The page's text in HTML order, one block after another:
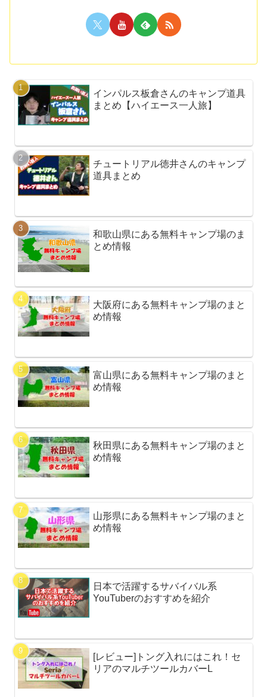
インパルス板倉さんのキャンプ道具
まとめ【ハイエース一人旅】
チュートリアル徳井さんのキャンプ
道具まとめ
和歌山県にある無料キャンプ場のま
とめ情報
大阪府にある無料キャンプ場のまと
め情報
富山県にある無料キャンプ場のまと
め情報
秋田県にある無料キャンプ場のまと
め情報
山形県にある無料キャンプ場のまと
め情報
日本で活躍するサバイバル系
YouTuberのおすすめを紹介
[レビュー]トング入れにはこれ！セ
リアのマルチツールカバーL